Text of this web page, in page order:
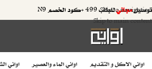
Skip to navigation
Skip to main content
توصيلمجانيللطلب 499 +كود الخصم N9
اواني الاكل و التقديم اواني الماء والعصير اواني